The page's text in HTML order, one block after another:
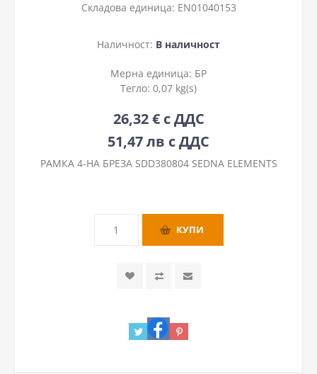
Складова единица: EN01040153
Наличност: В наличност
Мерна единица: БР
Тегло: 0,07 kg(s)
26,32 € с ДДС
51,47 лв с ДДС
РАМКА 4-НА БРЕЗА SDD380804 SEDNA ELEMENTS